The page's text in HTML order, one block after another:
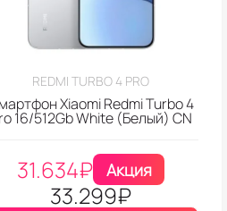
REDMI TURBO 4 PRO
Xiaomi Redmi Turbo 4
16/512Gb White (Белый) CN
31.634₽ Акция
33.299₽